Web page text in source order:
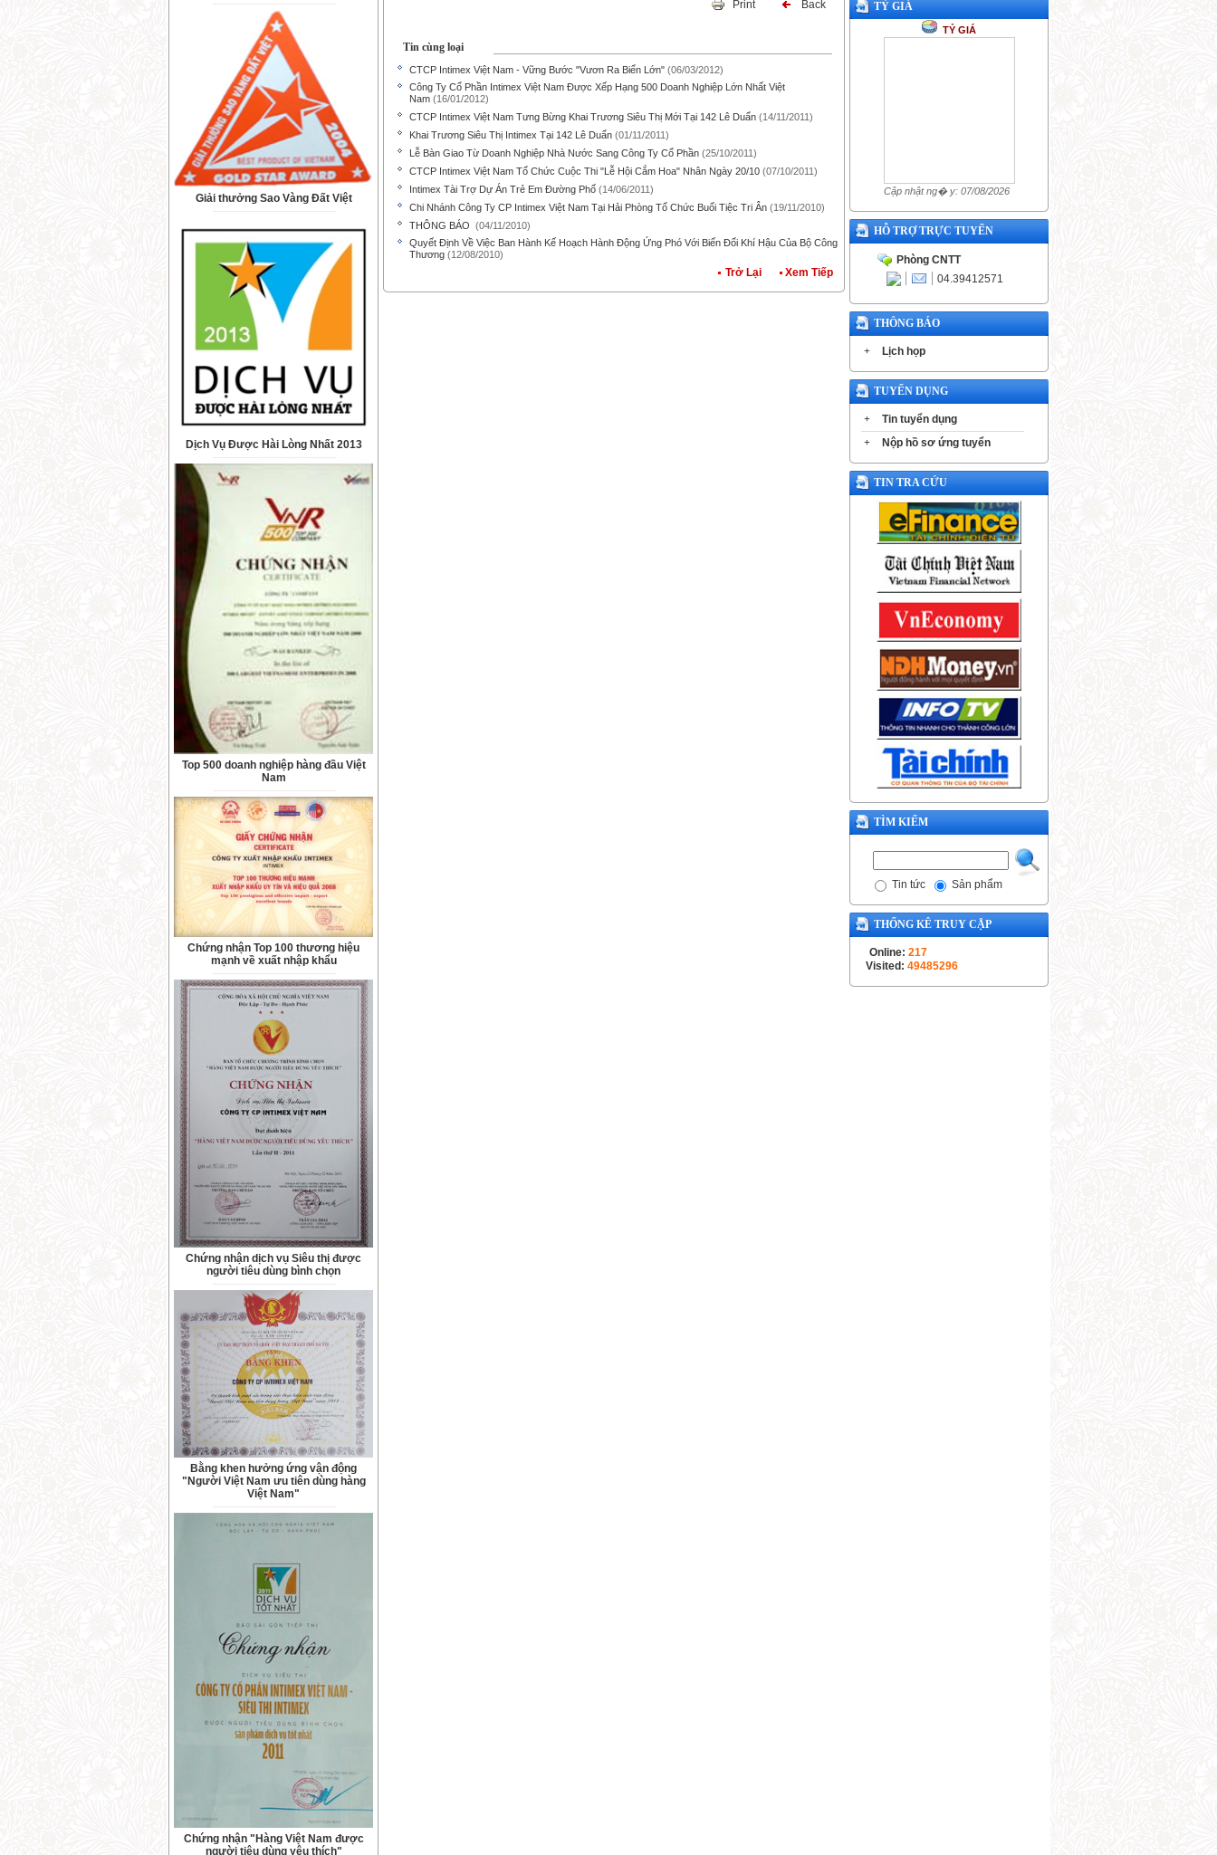
Giải thưởng Sao Vàng Đất Việt
Dịch Vụ Được Hài Lòng Nhất 2013
Top 500 doanh nghiệp hàng đầu Việt
Nam
Chứng nhận Top 100 thương hiệu
mạnh về xuất nhập khẩu
Chứng nhận dịch vụ Siêu thị được
người tiêu dùng bình chọn
Bằng khen hưởng ứng vận động
"Người Việt Nam ưu tiên dùng hàng
Việt Nam"
Chứng nhận "Hàng Việt Nam được
người tiêu dùng yêu thích"
Print Back
Tin cùng loại
CTCP Intimex Việt Nam - Vững Bước "vươn Ra Biển Lớn" (06/03/2012)
Công Ty Cổ Phần Intimex Việt Nam Được Xếp Hạng 500 Doanh Nghiệp Lớn Nhất Việt
Nam (16/01/2012)
CTCP Intimex Việt Nam Tưng Bừng Khai Trương Siêu Thị Mới Tại 142 Lê Duẩn (14/11/2011)
Khai Trương Siêu Thị Intimex Tại 142 Lê Duẩn (01/11/2011)
Lễ Bàn Giao Từ Doanh Nghiệp Nhà Nước Sang Công Ty Cổ Phần (25/10/2011)
CTCP Intimex Việt Nam Tổ Chức Cuộc Thi "Lễ Hội Cắm Hoa" Nhân Ngày 20/10 (07/10/2011)
Intimex Tài Trợ Dự Án Trẻ Em Đường Phố (14/06/2011)
Chi Nhánh Công Ty CP Intimex Việt Nam Tại Hải Phòng Tổ Chức Buổi Tiệc Tri Ân (19/11/2010)
THÔNG BÁO (04/11/2010)
Quyết Định Về Việc Ban Hành Kế Hoạch Hành Động Ứng Phó Với Biến Đổi Khí Hậu Của Bộ Công
Thương (12/08/2010)
Trở Lại Xem Tiếp
TỶ GIÁ
TỶ GIÁ
Cập nhật ng� y: 07/08/2026
HỖ TRỢ TRỰC TUYẾN
Phòng CNTT
04.39412571
THÔNG BÁO
+ Lịch họp
TUYỂN DỤNG
+
Tin tuyển dụng
+
Nộp hồ sơ ứng tuyển
TIN TRA CỨU
TÌM KIẾM
Tin tức Sản phẩm
THỐNG KÊ TRUY CẬP
Online: 217
Visited: 49485296